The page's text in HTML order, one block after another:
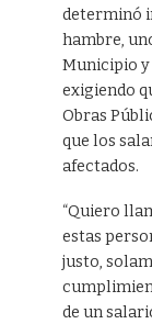
determinó
hambre,
Municipio y
exigiendo
Obras
que los
afectados.
“Quiero
estas
justo,
de un